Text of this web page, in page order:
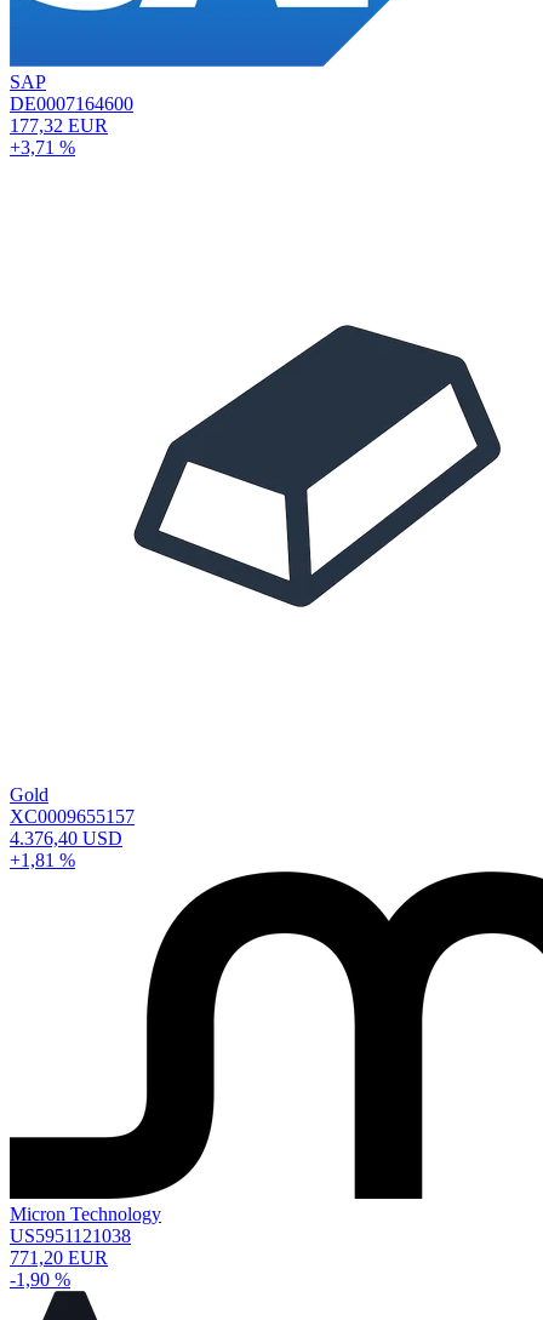
SAP
DE0007164600
177,32 EUR
+3,71 %
Gold
XC0009655157
4.376,40 USD
+1,81 %
Micron Technology
US5951121038
771,20 EUR
-1,90 %